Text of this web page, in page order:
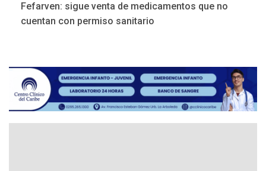
Fefarven: sigue venta de medicamentos que no
cuentan con permiso sanitario
POLÍTICA
TITULARES
ÚLTIMA HORA
INTERNACIONALES
TITULARES
ÚLTIMA HORA
España impone controles
fronterizos a Italia